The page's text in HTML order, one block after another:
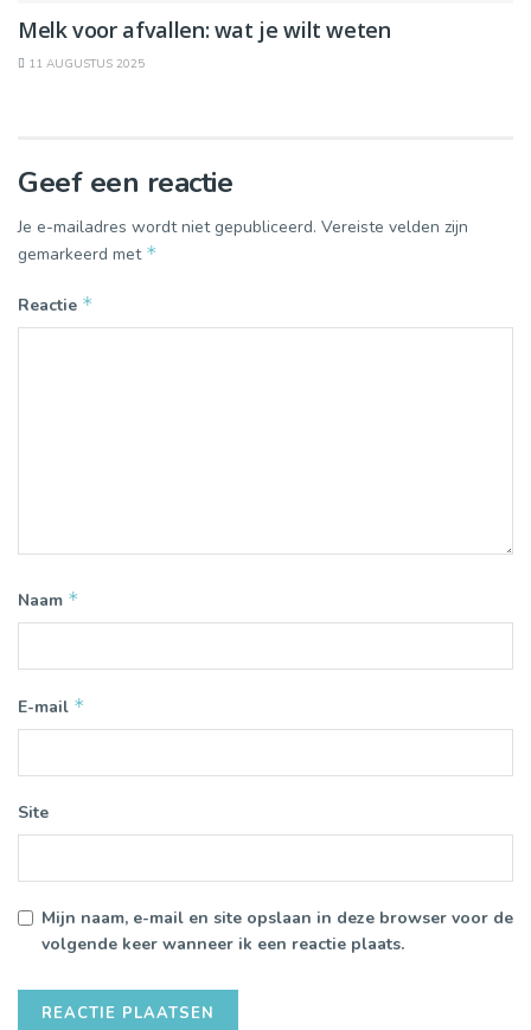
Melk voor afvallen: wat je wilt weten
11 AUGUSTUS 2025
Geef een reactie
Je e-mailadres wordt niet gepubliceerd. Vereiste velden zijn
gemarkeerd met *
Reactie *
Naam *
E-mail *
Site
Mijn naam, e-mail en site opslaan in deze browser voor de
volgende keer wanneer ik een reactie plaats.